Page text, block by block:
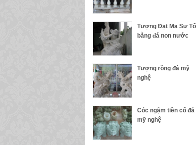
Tượng Đạt Ma Sư Tổ
bằng đá non nước
Tượng rồng đá mỹ
nghệ
Cóc ngậm tiền cổ đá
mỹ nghệ